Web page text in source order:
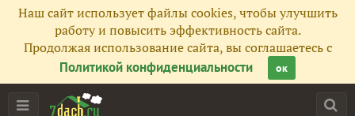
Наш сайт использует файлы cookies, чтобы улучшить
работу и повысить эффективность сайта.
Продолжая использование сайта, вы соглашаетесь с
Политикой конфиденциальности
ок